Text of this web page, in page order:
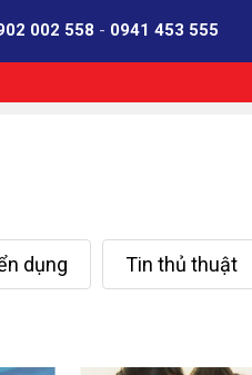
002 558 - 0941 453 555
dụng Tin thủ thuật